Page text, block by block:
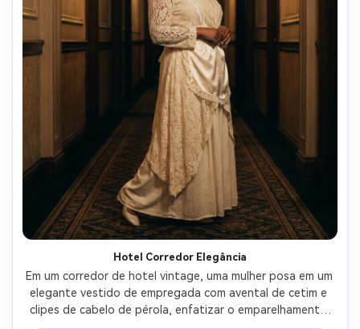
Hotel Corredor Elegância
Em um corredor de hotel vintage, uma mulher posa em um
elegante vestido de empregada com avental de cetim e
clipes de cabelo de pérola, enfatizar o emparelhamento